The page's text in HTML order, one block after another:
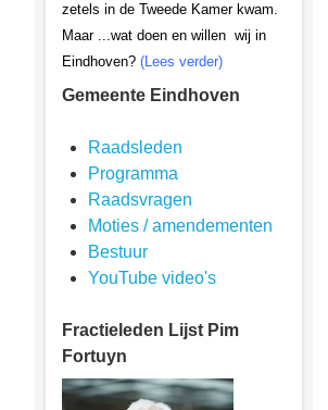
zetels in de Tweede Kamer kwam.
Maar ...wat doen en willen wij in
Eindhoven? (Lees verder)
Gemeente Eindhoven
Raadsleden
Programma
Raadsvragen
Moties / amendementen
Bestuur
YouTube video's
Fractieleden Lijst Pim
Fortuyn